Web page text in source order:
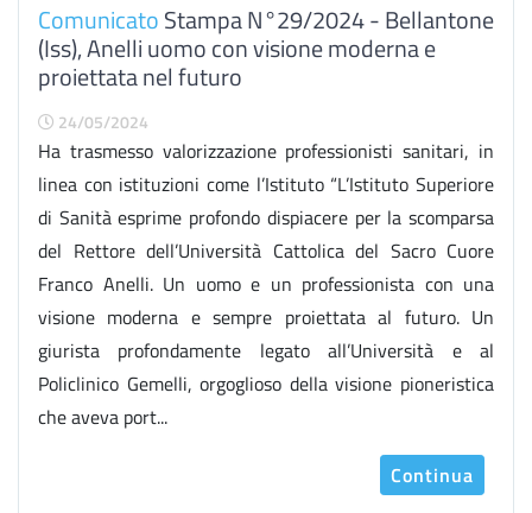
ComunicatoStampa N°29/2024 - Bellantone
(Iss), Anelli uomo con visione moderna e
proiettata nel futuro
24/05/2024
Ha trasmesso valorizzazione professionisti sanitari, in
linea con istituzioni come l’Istituto “L’Istituto Superiore
di Sanità esprime profondo dispiacere per la scomparsa
del Rettore dell’Università Cattolica del Sacro Cuore
Franco Anelli. Un uomo e un professionista con una
visione moderna e sempre proiettata al futuro. Un
giurista profondamente legato all’Università e al
Policlinico Gemelli, orgoglioso della visione pioneristica
che aveva port...
Continua